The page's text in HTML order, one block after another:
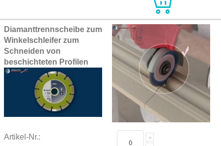
Diamanttrennscheibe zum
Winkelschleifer zum
Schneiden von
beschichteten Profilen
Artikel-Nr.: